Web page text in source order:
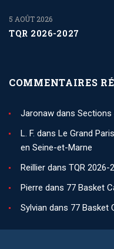
TQR 2026-2027
5 AOÛT 2026
COMMENTAIRES
Jaronaw dans Sections
L. F. dans Le Grand
en Seine-et-Marne
Reillier dans TQR 2026-
Pierre dans 77 Basket
Sylvian dans 77 Basket